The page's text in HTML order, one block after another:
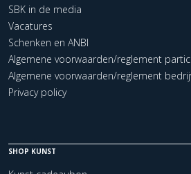
SBK in de media
Vacatures
Schenken en ANBI
Algemene voorwaarden/reglement
Algemene voorwaarden/reglement
Privacy policy
SHOP KUNST